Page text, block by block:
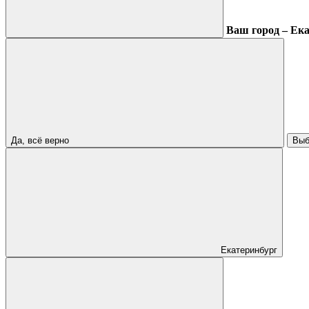
Ваш город –
Да, всё верно
Екатеринбург